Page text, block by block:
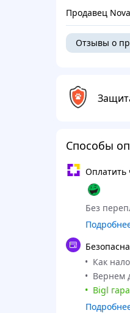
Продавец
Отзывы о
Способы
Оплатить
Без
Как
Вернем
Bigl